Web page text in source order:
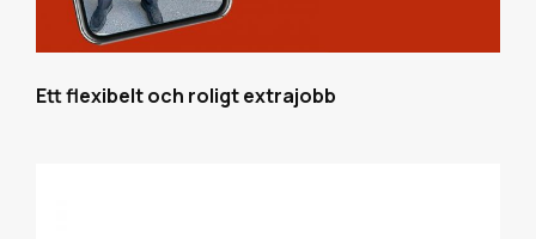
Ett flexibelt och roligt extrajobb